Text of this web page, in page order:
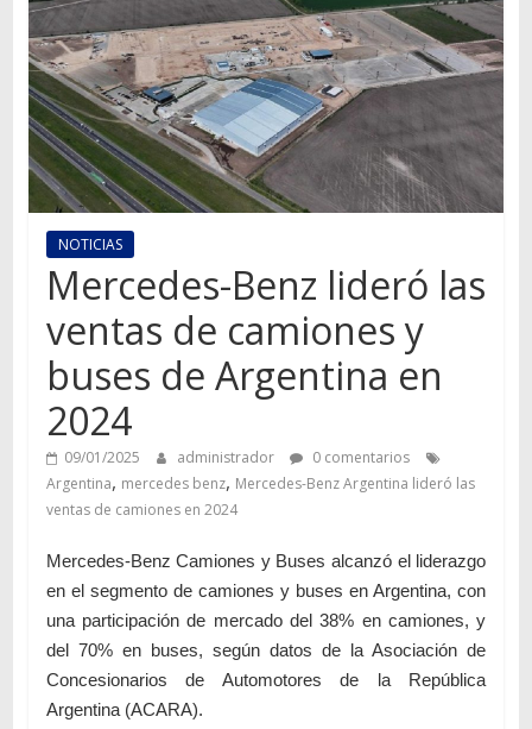
motos,
información
del
mundo
del
transporte
NOTICIAS
Mercedes-Benz lideró las
ventas de camiones y
buses de Argentina en
2024
09/01/2025 administrador
0 comentarios
Argentina, mercedes benz, Mercedes-Benz Argentina lideró las
ventas de camiones en 2024
Mercedes-Benz Camiones y Buses alcanzó el liderazgo
en el segmento de camiones y buses en Argentina, con
una participación de mercado del 38% en camiones, y
del 70% en buses, según datos de la Asociación de
Concesionarios de Automotores de la República
Argentina (ACARA).